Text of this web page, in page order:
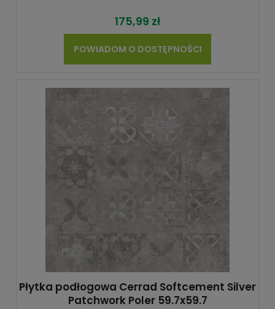
175,99 zł
POWIADOM O DOSTĘPNOŚCI
Płytka podłogowa Cerrad Softcement Silver
Patchwork Poler 59.7x59.7